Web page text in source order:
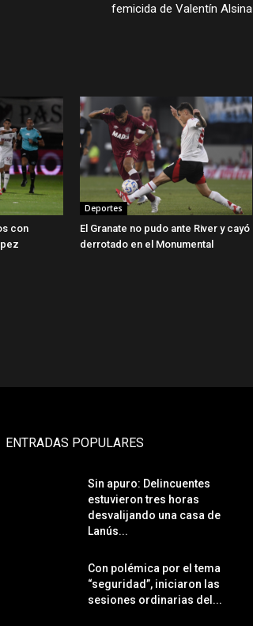
femicida de Valentín Alsina
con
Deportes
El Granate no pudo ante River y cayó
derrotado en el Monumental
ENTRADAS POPULARES
Sin apuro: Delincuentes
estuvieron tres horas
desvalijando una casa de
Lanús...
Con polémica por el tema
“seguridad”, iniciaron las
sesiones ordinarias del...